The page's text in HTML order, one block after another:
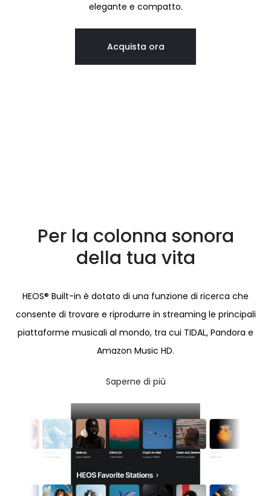
elegante e compatto.
Acquista ora
Per la colonna sonora
della tua vita
HEOS® Built-in è dotato di una funzione di ricerca che
consente di trovare e riprodurre in streaming le principali
piattaforme musicali al mondo, tra cui TIDAL, Pandora e
Amazon Music HD.
Saperne di più